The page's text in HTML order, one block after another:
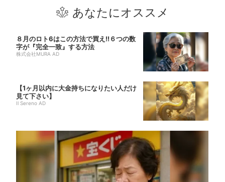
あなたにオススメ
８月のロト6はこの方法で買え!!６つの数
字が『完全一致』する方法
株式会社MURA AD
【1ヶ月以内に大金持ちになりたい人だけ
見て下さい】
Il Sereno AD